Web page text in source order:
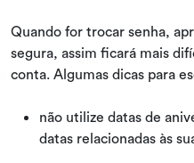
Quando for trocar senha,
segura, assim ficará mais
conta. Algumas dicas para
não utilize datas de
datas relacionadas às